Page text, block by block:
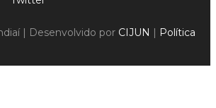
| Desenvolvido por CIJUN | Política